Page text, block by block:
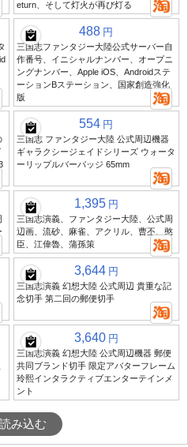
eturn、そして灯火が再び灯る
488 円
三国志ファンタジー大陸公式サーバー自
作番号、イニシャルナンバー、オープニ
ングナンバー、Apple iOS、Androidステ
ーションBステーション、国家創造強化
版
554 円
三国志 ファンタジー大陸 公式周辺機器
ギャラクシージェイドシリーズ ウォータ
ーリップルバーバッジ 65mm
1,395 円
三国志演義、ファンタジー大陸、公式周
辺画、流砂、麻雀、アクリル、曹丕、憨
臣、江偉魯、蒲孫策
3,644 円
三国志演義 幻想大陸 公式周辺 貴重な記
念切手 第二回の郵便切手
3,640 円
三国志演義 幻想大陸 公式周辺機器 郵便
共同ブランド切手 限定アバターフレーム
玲熙インタラクティブエンターテインメ
ント
み込む